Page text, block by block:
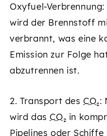
Oxyfuel-
wird der Brennstoff
verbrannt, was eine
Emission zur Folge
abzutrennen ist.
2. Transport desCO₂:
wird dasCO₂ in
Pipelines oder Schiffe